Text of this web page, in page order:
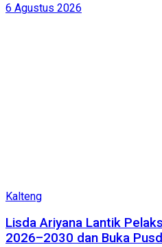
6 Agustus 2026
Kalteng
Lisda Ariyana Lantik
2026–2030 dan Buka